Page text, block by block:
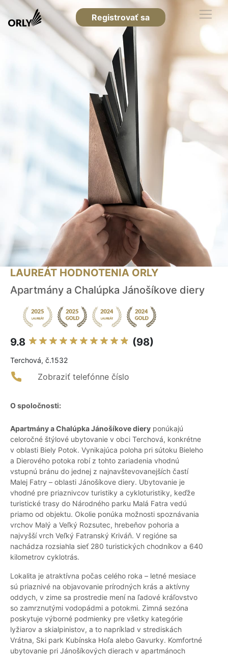
Registrovať sa
LAUREÁT HODNOTENIA ORLY
Apartmány a Chalúpka Jánošíkove diery
9.8 (98)
Terchová, č.1532
Zobraziť telefónne číslo
O spoločnosti:
Apartmány a Chalúpka Jánošíkove diery ponúkajú
celoročné štýlové ubytovanie v obci Terchová, konkrétne
v oblasti Biely Potok. Vynikajúca poloha pri sútoku Bieleho
a Dierového potoka robí z tohto zariadenia vhodnú
vstupnú bránu do jednej z najnavštevovanejších častí
Malej Fatry – oblasti Jánošíkove diery. Ubytovanie je
vhodné pre priaznivcov turistiky a cykloturistiky, keďže
turistické trasy do Národného parku Malá Fatra vedú
priamo od objektu. Okolie ponúka možnosti spoznávania
vrchov Malý a Veľký Rozsutec, hrebeňov pohoria a
najvyšší vrch Veľký Fatranský Kriváň. V regióne sa
nachádza rozsiahla sieť 280 turistických chodníkov a 640
kilometrov cyklotrás.
Lokalita je atraktívna počas celého roka – letné mesiace
sú priaznivé na objavovanie prírodných krás a aktívny
oddych, v zime sa prostredie mení na ľadové kráľovstvo
so zamrznutými vodopádmi a potokmi. Zimná sezóna
poskytuje výborné podmienky pre všetky kategórie
lyžiarov a skialpinistov, a to napríklad v strediskách
Vrátna, Ski park Kubínska Hoľa alebo Gavurky. Komfortné
ubytovanie pri Jánošíkových dierach v apartmánoch